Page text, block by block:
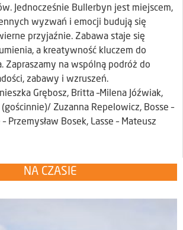
Jednocześnie Bullerbyn jest miejscem,
wyzwań i emocji budują się
przyjaźnie. Zabawa staje się
a kreatywność kluczem do
Zapraszamy na wspólną podróż do
zabawy i wzruszeń.
Grębosz, Britta –Milena Jóźwiak,
(gościnnie)/ Zuzanna Repelowicz, Bosse –
Przemysław Bosek, Lasse – Mateusz
NA CZASIE